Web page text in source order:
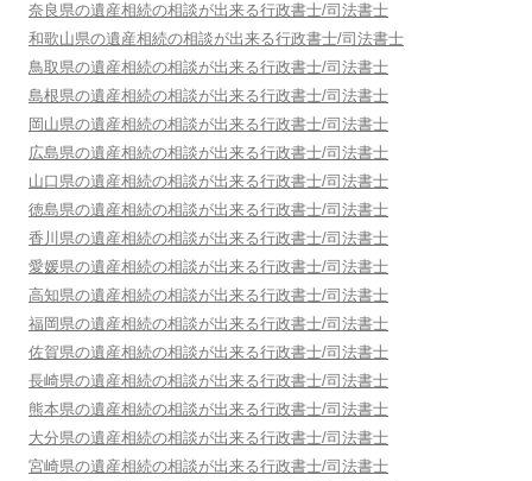
奈良県の遺産相続の相談が出来る行政書士/司法書士
和歌山県の遺産相続の相談が出来る行政書士/司法書士
鳥取県の遺産相続の相談が出来る行政書士/司法書士
島根県の遺産相続の相談が出来る行政書士/司法書士
岡山県の遺産相続の相談が出来る行政書士/司法書士
広島県の遺産相続の相談が出来る行政書士/司法書士
山口県の遺産相続の相談が出来る行政書士/司法書士
徳島県の遺産相続の相談が出来る行政書士/司法書士
香川県の遺産相続の相談が出来る行政書士/司法書士
愛媛県の遺産相続の相談が出来る行政書士/司法書士
高知県の遺産相続の相談が出来る行政書士/司法書士
福岡県の遺産相続の相談が出来る行政書士/司法書士
佐賀県の遺産相続の相談が出来る行政書士/司法書士
長崎県の遺産相続の相談が出来る行政書士/司法書士
熊本県の遺産相続の相談が出来る行政書士/司法書士
大分県の遺産相続の相談が出来る行政書士/司法書士
宮崎県の遺産相続の相談が出来る行政書士/司法書士